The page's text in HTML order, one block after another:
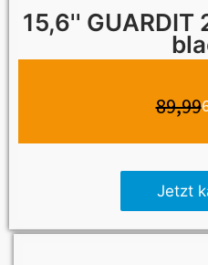
15,6'' GUARDIT
89,99
Jetzt